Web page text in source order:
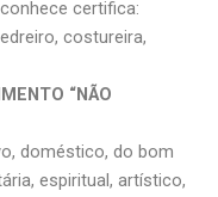
certifica:
costureira,
“NÃO
doméstico, do bom
espiritual, artístico,